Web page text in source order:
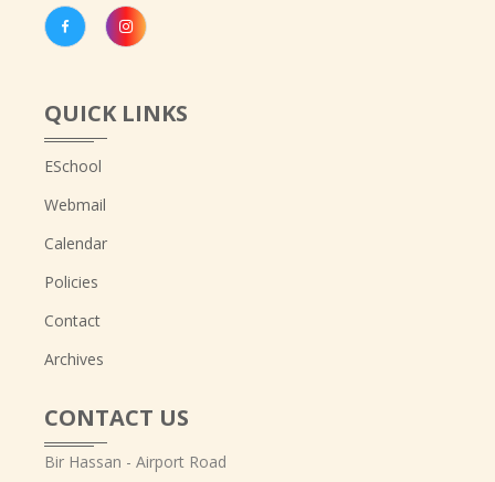
QUICK LINKS
ESchool
Webmail
Calendar
Policies
Contact
Archives
CONTACT US
Bir Hassan - Airport Road